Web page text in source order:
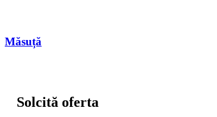
Măsuță
Solcită oferta